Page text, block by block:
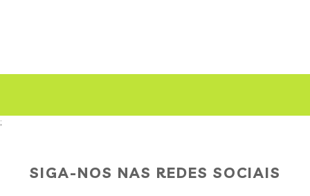
;
SIGA-NOS NAS REDES SOCIAIS